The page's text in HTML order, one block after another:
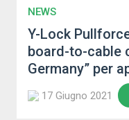
NEWS
Y-Lock
board-to-cable
Germany” per
17 Giugno 2021